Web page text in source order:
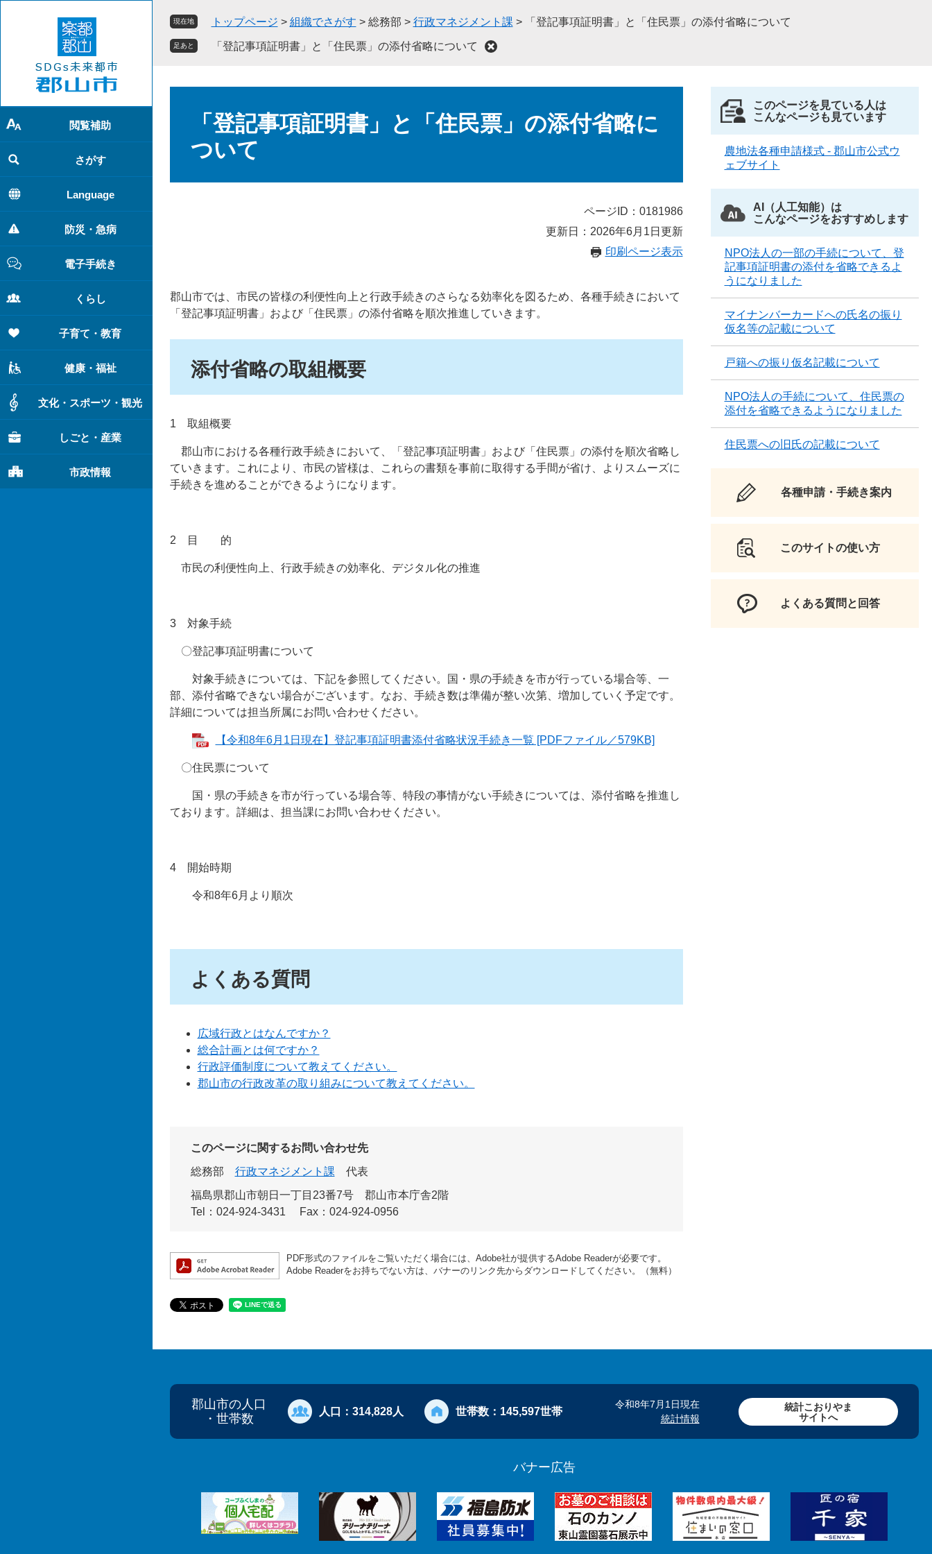
で
す
。
ば
し
て
本
文
へ
閲覧補助
さがす
Language
防災・急病
電子手続き
くらし
子育て・教育
健康・福祉
文化・スポーツ・観光
しごと・産業
市政情報
現在地 トップページ > 組織でさがす > 総務部 > 行政マネジメント課 > 「登記事項証明書」と「住民票」の添付省略について
足あと 「登記事項証明書」と「住民票」の添付省略について
「登記事項証明書」と「住民票」の添付省略に
ついて
ページID：0181986
更新日：2026年6月1日更新
印刷ページ表示
郡山市では、市民の皆様の利便性向上と行政手続きのさらなる効率化を図るため、各種手続きにおいて
「登記事項証明書」および「住民票」の添付省略を順次推進していきます。
添付省略の取組概要
1 取組概要
郡山市における各種行政手続きにおいて、「登記事項証明書」および「住民票」の添付を順次省略し
ていきます。これにより、市民の皆様は、これらの書類を事前に取得する手間が省け、よりスムーズに
手続きを進めることができるようになります。
2 目 的
市民の利便性向上、行政手続きの効率化、デジタル化の推進
3 対象手続
〇登記事項証明書について
対象手続きについては、下記を参照してください。国・県の手続きを市が行っている場合等、一
部、添付省略できない場合がございます。なお、手続き数は準備が整い次第、増加していく予定です。
詳細については担当所属にお問い合わせください。
【令和8年6月1日現在】登記事項証明書添付省略状況手続き一覧 [PDFファイル／579KB]
〇住民票について
国・県の手続きを市が行っている場合等、特段の事情がない手続きについては、添付省略を推進し
ております。詳細は、担当課にお問い合わせください。
4 開始時期
令和8年6月より順次
よくある質問
広域行政とはなんですか？
総合計画とは何ですか？
行政評価制度について教えてください。
郡山市の行政改革の取り組みについて教えてください。
このページに関するお問い合わせ先
総務部
行政マネジメント課
代表
福島県郡山市朝日一丁目23番7号 郡山市本庁舎2階
Tel：024-924-3431
Fax：024-924-0956
PDF形式のファイルをご覧いただく場合には、Adobe社が提供するAdobe Readerが必要です。
Adobe Readerをお持ちでない方は、バナーのリンク先からダウンロードしてください。（無料）
このページを見ている人は
こんなページも見ています
農地法各種申請様式 - 郡山市公式ウ
ェブサイト
AI（人工知能）は
こんなページをおすすめします
NPO法人の一部の手続について、登
記事項証明書の添付を省略できるよ
うになりました
マイナンバーカードへの氏名の振り
仮名等の記載について
戸籍への振り仮名記載について
NPO法人の手続について、住民票の
添付を省略できるようになりました
住民票への旧氏の記載について
各種申請・手続き案内
このサイトの使い方
よくある質問と回答
郡山市の人口
・世帯数
人口： 314,828人 世帯数： 145,597世帯
令和8年7月1日現在
統計情報
統計こおりやま
サイトへ
バナー広告